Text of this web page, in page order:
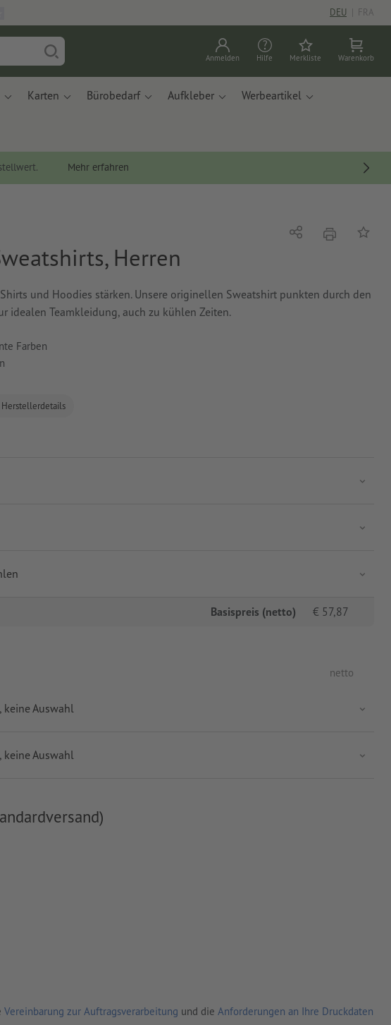
DEU | FRA
Anmelden Hilfe Merkliste Warenkorb
Karten Bürobedarf Aufkleber Werbeartikel
Mehr erfahren
Herren
und Hoodies stärken. Unsere originellen Sweatshirt punkten durch den
idealen Teamkleidung, auch zu kühlen Zeiten.
Farben
Teilen DruckenAuf
Basispreis (netto) € 57,87
netto
, keine Auswahl
, keine Auswahl
Vereinbarung zur Auftragsverarbeitung und die Anforderungen an Ihre Druckdaten